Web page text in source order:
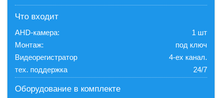
Что входит
AHD-камера:
1 шт
Монтаж:
под ключ
Видеорегистратор
4-ех канал.
тех. поддержка
24/7
Оборудование в комплекте